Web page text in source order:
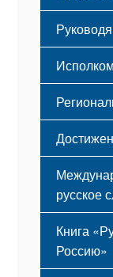
Гимн
Исполком
русское
Книга
Россию»